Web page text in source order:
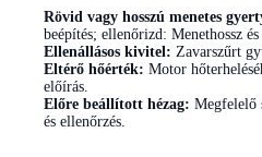
Rövid vagy hosszú menetes
beépítés; ellenőrizd: Menethossz
Ellenállásos kivitel: Zavarszűrt
Eltérő hőérték: Motor
előírás.
Előre beállított hézag: Megfelelő
és ellenőrzés.